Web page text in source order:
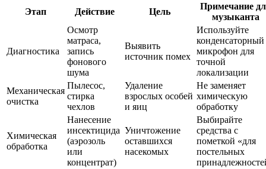
Этап Действие Цель
Примечание
музыканта
Диагностика
Осмотр
матраса,
запись
фонового
шума
Выявить
источник помех
Используйте
конденсаторный
микрофон для
точной
локализации
Механическая
очистка
Пылесос,
стирка
чехлов
Удаление
взрослых особей
и яиц
Не заменяет
химическую
обработку
Химическая
обработка
Нанесение
инсектицида
(аэрозоль
или
концентрат)
Уничтожение
оставшихся
насекомых
Выбирайте
средства с
пометкой «для
постельных